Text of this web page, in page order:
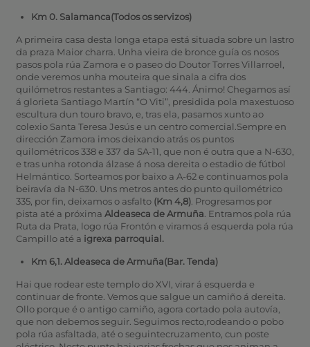
Km 0. Salamanca(Todos os servizos)
A primeira casa desta longa etapa está situada sobre un lastro
da praza Maior charra. Unha vieira de bronce guía os nosos
pasos pola rúa Zamora e o paseo do Doutor Torres Villarroel,
onde veremos unha mouteira que sinala a cifra dos
quilómetros restantes a Santiago: 444. Ánimo! Chegamos así
á glorieta Santiago Martín “O Viti”, presidida pola maxestuoso
escultura dun touro bravo, e, tras ela, pasamos xunto ao
colexio Santa Teresa Jesús e un centro comercial.Sempre en
dirección Zamora imos deixando atrás os puntos
quilométricos 338 e 337 da SA-11, que non é outra que a N-630,
e tras unha rotonda álzase á nosa dereita o estadio de fútbol
Helmántico. Sorteamos por baixo a A-62 e continuamos pola
beiravía da N-630. Uns metros antes do punto quilométrico
335, por fin, deixamos o asfalto (Km 4,8). Progresamos por
pista até a próxima Aldeaseca de Armuña . Entramos pola rúa
Ruta da Prata, logo rúa Frontón e viramos á esquerda pola rúa
Campillo até a igrexa parroquial.
Km 6,1. Aldeaseca de Armuña(Bar. Tenda)
Hai que rodear este templo do XVI, virar á esquerda e
continuar de fronte. Vemos que salgue un camiño á dereita.
Ollo porque é o antigo camiño, agora cortado pola autovía,
que non debemos seguir. Seguimos recto,rodeando o pobo
pola rúa asfaltada, até o seguintecruzamento, cun poste